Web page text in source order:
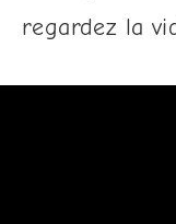
regardez la